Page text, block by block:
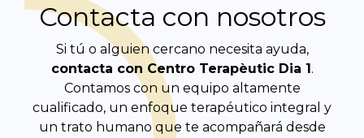
Contacta con nosotros
Si tú o alguien cercano necesita ayuda,
contacta con Centro Terapèutic Dia 1 .
Contamos con un equipo altamente
cualificado, un enfoque terapéutico integral y
un trato humano que te acompañará desde